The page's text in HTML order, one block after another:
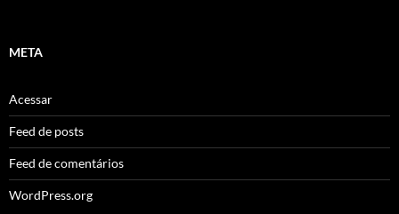
META
Acessar
Feed de posts
Feed de comentários
WordPress.org